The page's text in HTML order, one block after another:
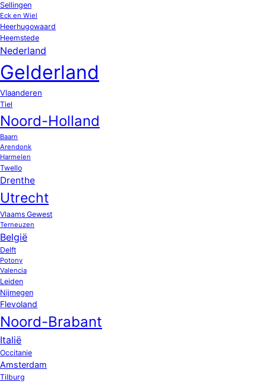
Sellingen
Eck en Wiel
Heerhugowaard
Heemstede
Nederland
Gelderland
Vlaanderen
Tiel
Noord-Holland
Baarn
Arendonk
Harmelen
Twello
Drenthe
Utrecht
Vlaams Gewest
Terneuzen
België
Delft
Potony
Valencia
Leiden
Nijmegen
Flevoland
Noord-Brabant
Italië
Occitanie
Amsterdam
Tilburg